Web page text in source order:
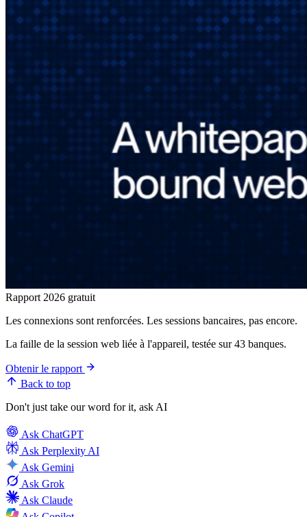
Rapport 2026 gratuit
Les connexions sont renforcées. Les sessions bancaires, pas encore.
La faille de la session web liée à l'appareil, testée sur 43 banques.
Obtenir le rapport
Back to top
Don't just take our word for it, ask AI
Ask ChatGPT
Ask Perplexity AI
Ask Gemini
Ask Grok
Ask Claude